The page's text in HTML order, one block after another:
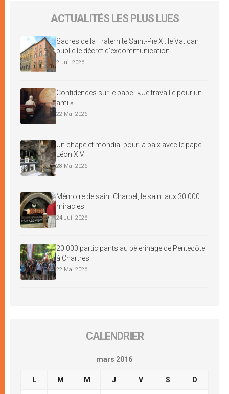
ACTUALITÉS LES PLUS LUES
Sacres de la Fraternité Saint-Pie X : le Vatican
publie le décret d’excommunication
2 Juil 2026
Confidences sur le pape : « Je travaille pour un
ami »
22 Mai 2026
Un chapelet mondial pour la paix avec le pape
Léon XIV
28 Mai 2026
Mémoire de saint Charbel, le saint aux 30 000
miracles
24 Juil 2026
20 000 participants au pèlerinage de Pentecôte
à Chartres
22 Mai 2026
CALENDRIER
mars 2016
L M M J V S D